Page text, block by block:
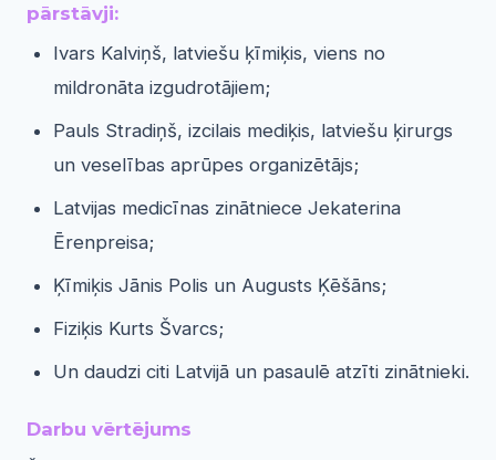
pārstāvji:
Ivars Kalviņš, latviešu ķīmiķis, viens no
mildronāta izgudrotājiem;
Pauls Stradiņš, izcilais mediķis, latviešu ķirurgs
un veselības aprūpes organizētājs;
Latvijas medicīnas zinātniece Jekaterina
Ērenpreisa;
Ķīmiķis Jānis Polis un Augusts Ķēšāns;
Fiziķis Kurts Švarcs;
Un daudzi citi Latvijā un pasaulē atzīti zinātnieki.
Darbu vērtējums